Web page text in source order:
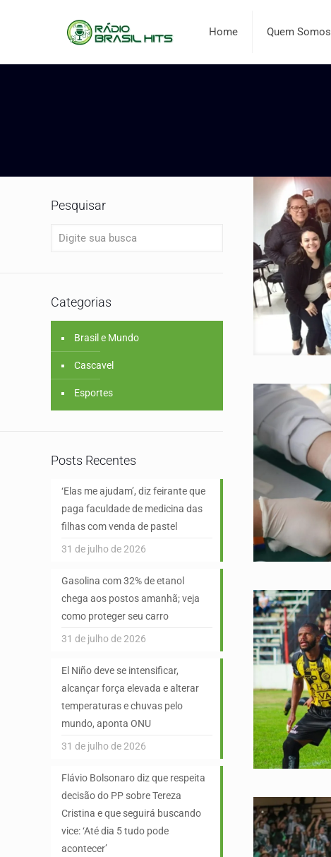
Home Quem Somos
Pesquisar
Categorias
Brasil e Mundo
Cascavel
Esportes
Posts Recentes
‘Elas me ajudam’, diz feirante que
paga faculdade de medicina das
filhas com venda de pastel
31 de julho de 2026
Gasolina com 32% de etanol
chega aos postos amanhã; veja
como proteger seu carro
31 de julho de 2026
El Niño deve se intensificar,
alcançar força elevada e alterar
temperaturas e chuvas pelo
mundo, aponta ONU
31 de julho de 2026
Flávio Bolsonaro diz que respeita
decisão do PP sobre Tereza
Cristina e que seguirá buscando
vice: ‘Até dia 5 tudo pode
acontecer’